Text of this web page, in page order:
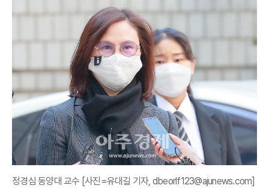
정경심 동양대 교수 [사진=유대길 기자, dbeorlf123@ajunews.com]